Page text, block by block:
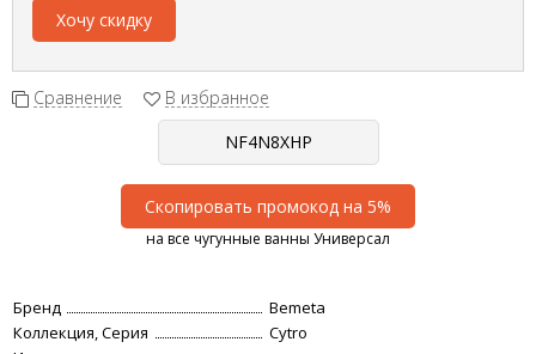
Хочу скидку
Сравнение В избранное
Скопировать промокод на 5%
на все чугунные ванны Универсал
Бренд
Bemeta
Коллекция, Серия
Cytro